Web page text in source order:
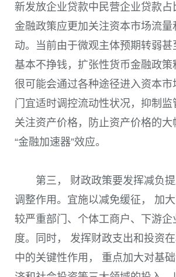
新发放企业贷款中民营企业贷款占
金融政策应更加关注资本市场流量
动。当前由于微观主体预期转弱甚
基本不挣钱，扩张性货币金融政策
很可能会通过各种途径进入资本市
门宜适时调控流动性状况，抑制
关注资产价格，防止资产价格的大
“金融加速器”效应。
第三， 财政政策要发挥减负
调整作用。宜施以减免缓征， 加
较严重部门、个体工商户、下游企
度。同时， 发挥财政支出和投资
中的关键性作用， 重点加大对基